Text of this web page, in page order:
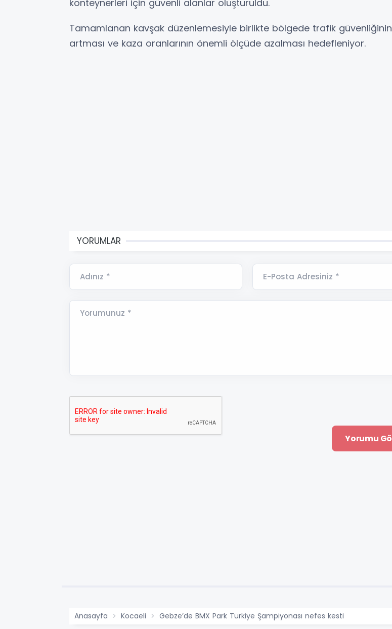
konteynerleri için güvenli alanlar oluşturuldu.
Tamamlanan kavşak düzenlemesiyle birlikte bölgede trafik güvenliğinin
artması ve kaza oranlarının önemli ölçüde azalması hedefleniyor.
YORUMLAR
Adınız * E-Posta Adresiniz *
Yorumunuz *
Anasayfa Kocaeli Gebze’de BMX Park Türkiye Şampiyonası nefes kesti